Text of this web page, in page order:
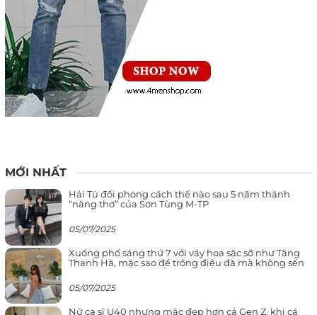
MỚI NHẤT
Hải Tú đổi phong cách thế nào sau 5 năm thành
“nàng thơ” của Sơn Tùng M-TP
05/07/2025
Xuống phố sáng thứ 7 với váy hoa sặc sỡ như Tăng
Thanh Hà, mặc sao để trông điệu đà mà không sến
05/07/2025
Nữ ca sĩ U40 nhưng mặc đẹp hơn cả Gen Z, khi cá